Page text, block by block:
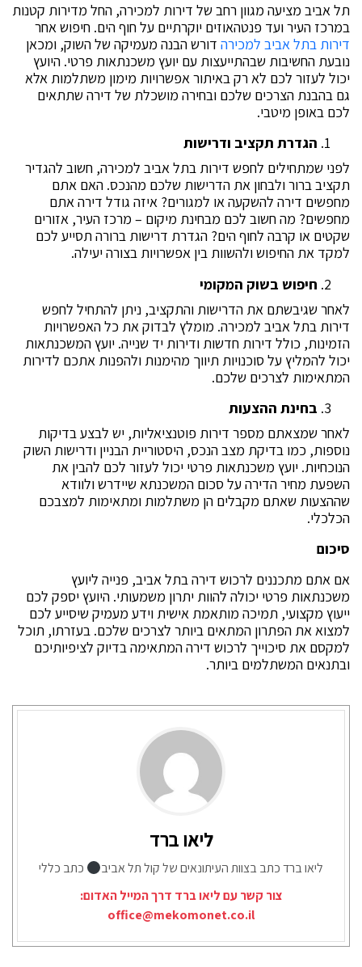
תל אביב מציעה מגוון רחב של דירות למכירה, החל מדירות קטנות
במרכז העיר ועד פנטהאוזים יוקרתיים על חוף הים. חיפוש אחר
דירות בתל אביב למכירה דורש הבנה מעמיקה של השוק, ומכאן
נובעת החשיבות שבהתייעצות עם יועץ משכנתאות פרטי. היועץ
יכול לעזור לכם לא רק באיתור אפשרויות מימון משתלמות אלא
גם בהבנת הצרכים שלכם ובחירה מושכלת של דירה שתתאים
לכם באופן מיטבי.
הגדרת תקציב ודרישות
לפני שמתחילים לחפש דירות בתל אביב למכירה, חשוב להגדיר
תקציב ברור ולבחון את הדרישות שלכם מהנכס. האם אתם
מחפשים דירה להשקעה או למגורים? איזה גודל דירה אתם
מחפשים? מה חשוב לכם מבחינת מיקום – מרכז העיר, אזורים
שקטים או קרבה לחוף הים? הגדרת דרישות ברורה תסייע לכם
למקד את החיפוש ולהשוות בין אפשרויות בצורה יעילה.
חיפוש בשוק המקומי
לאחר שגיבשתם את הדרישות והתקציב, ניתן להתחיל לחפש
דירות בתל אביב למכירה. מומלץ לבדוק את כל האפשרויות
הזמינות, כולל דירות חדשות ודירות יד שנייה. יועץ המשכנתאות
יכול להמליץ על סוכנויות תיווך מהימנות ולהפנות אתכם לדירות
המתאימות לצרכים שלכם.
בחינת ההצעות
לאחר שמצאתם מספר דירות פוטנציאליות, יש לבצע בדיקות
נוספות, כמו בדיקת מצב הנכס, היסטוריית הבניין ודרישות השוק
הנוכחיות. יועץ משכנתאות פרטי יכול לעזור לכם להבין את
השפעת מחיר הדירה על סכום המשכנתא שיידרש ולוודא
שההצעות שאתם מקבלים הן משתלמות ומתאימות למצבכם
הכלכלי.
סיכום
אם אתם מתכננים לרכוש דירה בתל אביב, פנייה ליועץ
משכנתאות פרטי יכולה להוות יתרון משמעותי. היועץ יספק לכם
ייעוץ מקצועי, תמיכה מותאמת אישית וידע מעמיק שיסייע לכם
למצוא את הפתרון המתאים ביותר לצרכים שלכם. בעזרתו, תוכל
למקסם את סיכוייך לרכוש דירה המתאימה בדיוק לציפיותיכם
ובתנאים המשתלמים ביותר.
ליאו ברד
ליאו ברד כתב בצוות העיתונאים של קול תל אביב
כתב כללי
צור קשר עם ליאו ברד דרך המייל האדום:
office@mekomonet.co.il